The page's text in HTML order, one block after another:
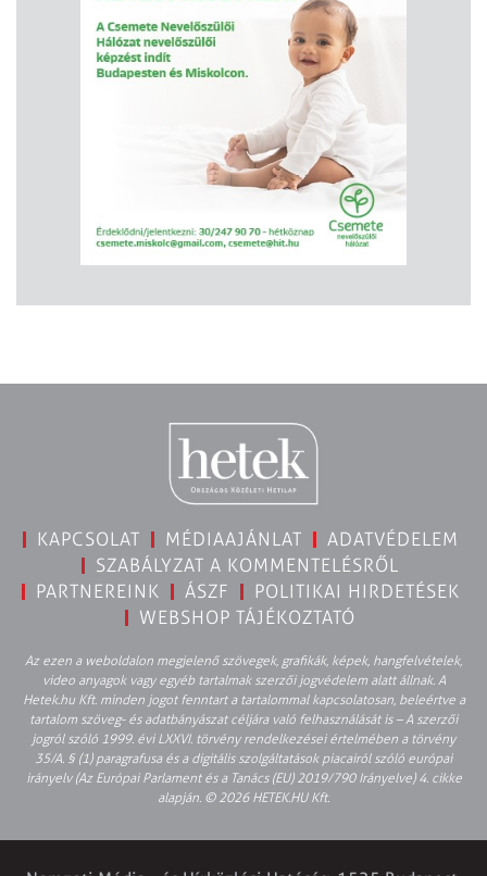
KAPCSOLAT MÉDIAAJÁNLAT
ADATVÉDELEM
SZABÁLYZAT A KOMMENTELÉSRŐL
PARTNEREINK
ÁSZF
POLITIKAI HIRDETÉSEK
WEBSHOP TÁJÉKOZTATÓ
Az ezen a weboldalon megjelenő szövegek, grafikák, képek, hangfelvételek,
video anyagok vagy egyéb tartalmak szerzői jogvédelem alatt állnak. A
Hetek.hu Kft. minden jogot fenntart a tartalommal kapcsolatosan, beleértve a
tartalom szöveg- és adatbányászat céljára való felhasználását is – A szerzői
jogról szóló 1999. évi LXXVI. törvény rendelkezései értelmében a törvény
35/A. § (1) paragrafusa és a digitális szolgáltatások piacairól szóló európai
irányelv (Az Európai Parlament és a Tanács (EU) 2019/790 Irányelve) 4. cikke
alapján. © 2026 HETEK.HU Kft.